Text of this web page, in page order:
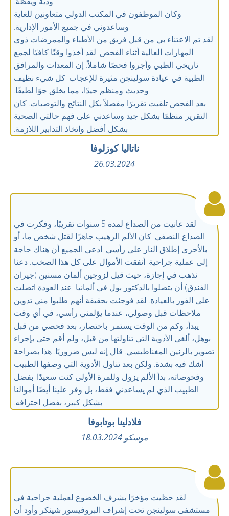
وكان الموظفون في المكتب الدولي متعاونين للغاية
وساعدوني في جميع الأمور الإدارية.
لقد تم الاعتناء بي من قبل فريق من الأطباء والممرضات ذوي
المهارات العالية أثناء الفحص. لقد أخذوا وقتًا كافيًا لجمع
تاريخي الطبي وأجروا فحصًا شاملاً. إن المعدات والمرافق
الطبية في عيادة سولينجن مثيرة للإعجاب. كل شيء نظيف
وحديث ومنظم جيدًا، مما يخلق جوًا لطيفًا.
بعد الفحص تلقيت تقريرًا مفصلاً بكل النتائج والتوصيات. كان
التقرير منظمًا بشكل جيد وساعدني على فهم حالتي الصحية
بشكل أفضل واتخاذ التدابير اللازمة.
ناتاليا كوزلوفا
26.03.2024
لقد عانيت من الصداع لمدة 5 سنوات تقريبًا، وفكرت في
الصداع النصفي. كان الألم الرهيب جاهزًا لقتل شخص ما، أو
بالأحرى إطلاق النار على رأسي. ادعى الجميع أن هناك حاجة
إلى عملية جراحية. أنفقت الأموال على كل هذا الصخب. دعنا
نذهب في إجازة، حيث قيل لزوجين ألمان مسنين (جيران
الفندق) أن يتصلوا بالدكتور بول في ألمانيا. عند العودة اتصلت
على الفور بالعيادة. لقد فوجئت بحقيقة أنهم طلبوا مني تدوين
ملاحظات قبل وصولي، عندما يؤلمني رأسي، في أي وقت
يبدأ، وكم من الوقت يستمر. باختصار، بعد فحصي من قبل
بوهل، ألغى الأدوية التي تناولتها من قبل، ولم أقم حتى بإجراء
تصوير بالرنين المغناطيسي. قال إنه ليس ضروريًا. هذا بصراحة
أشك فيه بشدة. ولكن بعد تناول الأدوية التي وصفها الطبيب
وفحوصاته، بدأ الألم يزول وللمرة الأولى كنت سعيدًا. بفضل
الطبيب الذي لم يساعدني فقط، بل وفر علينا أيضًا أموالنا
بشكل كبير، بفضل احترافه.
فلادلينا بوتابوفا
موسكو 18.03.2024
لقد حظيت مؤخرًا بشرف الخضوع لعملية جراحية في
مستشفى سولينجن تحت إشراف البروفيسور شينكر وأود أن